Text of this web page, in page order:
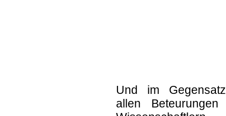
Und im
allen Beteurungen